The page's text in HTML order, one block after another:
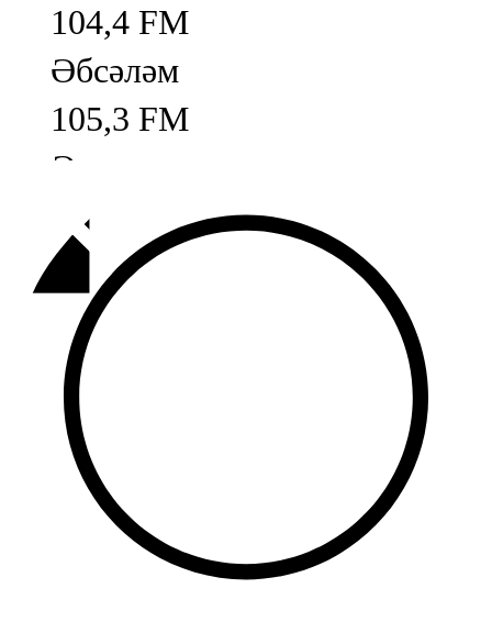
104,4 FM
Әбсәләм
105,3 FM
Әлмәт
92,9 FM
Базарлы матак
107,1 FM
Балык бистәсе
104,9 FM
Баулы
107,5 FM
Биләр